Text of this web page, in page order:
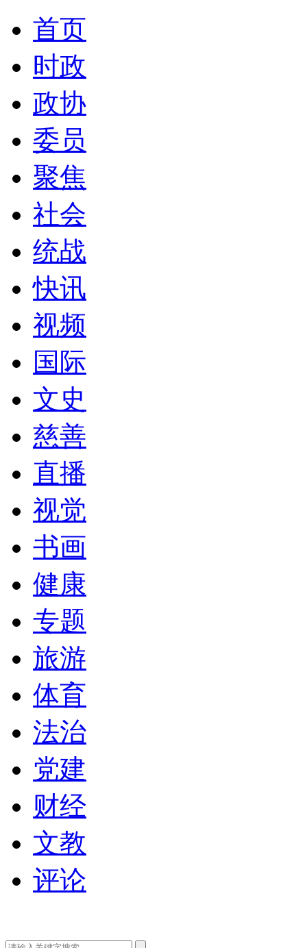
首页
时政
政协
委员
聚焦
社会
统战
快讯
视频
国际
文史
慈善
直播
视觉
书画
健康
专题
旅游
体育
法治
党建
财经
文教
评论